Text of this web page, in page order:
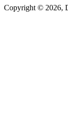
Copyright © 2026,